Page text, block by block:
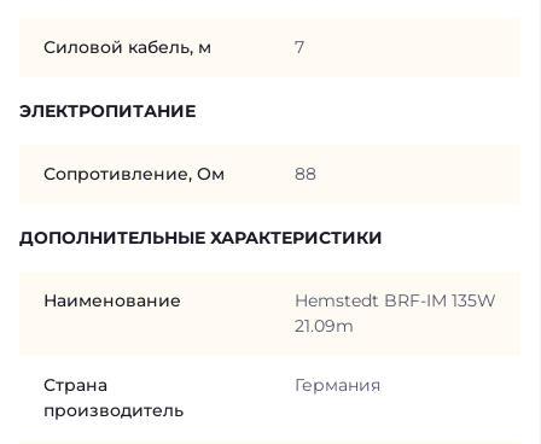
Силовой кабель, м 7
ЭЛЕКТРОПИТАНИЕ
Сопротивление, Ом 88
ДОПОЛНИТЕЛЬНЫЕ ХАРАКТЕРИСТИКИ
Наименование
Hemstedt BRF-IM 135W
21.09m
Страна
производитель
Германия